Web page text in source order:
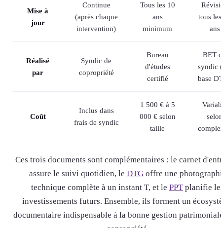
Mise à
jour
Continue
(après chaque
intervention)
Tous les 10
ans
minimum
tous
ans
Réalisé
par
Syndic de
copropriété
Bureau
d'études
certifié
BET
syndic
base
Coût
Inclus dans
frais de syndic
1 500 € à 5
000 € selon
taille
Ces trois documents sont complémentaires : le carnet
assure le suivi quotidien, le DTGoffre une
technique complète à un instant T, et le PPT planifie
investissements futurs. Ensemble, ils forment un
documentaire indispensable à la bonne gestion